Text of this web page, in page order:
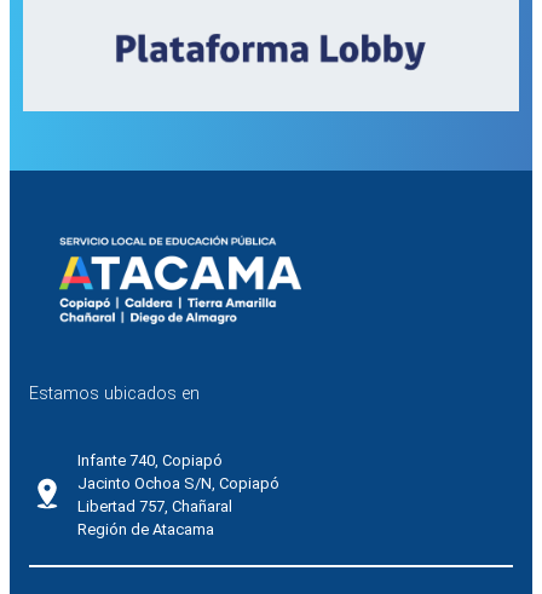
Estamos ubicados en
Infante 740, Copiapó
Jacinto Ochoa S/N, Copiapó
Libertad 757, Chañaral
Región de Atacama